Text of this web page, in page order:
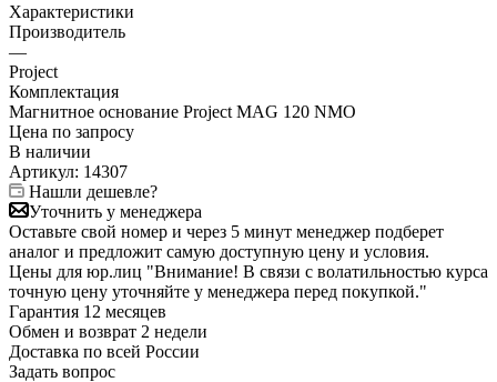
Характеристики
Производитель
—
Project
Комплектация
Магнитное основание Project MAG 120 NMO
Цена по запросу
В наличии
Артикул: 14307
Нашли дешевле?
Уточнить у менеджера
Оставьте свой номер и через 5 минут менеджер подберет
аналог и предложит самую доступную цену и условия.
Цены для юр.лиц "Внимание! В связи с волатильностью курса
точную цену уточняйте у менеджера перед покупкой."
Гарантия 12 месяцев
Обмен и возврат 2 недели
Доставка по всей России
Задать вопрос